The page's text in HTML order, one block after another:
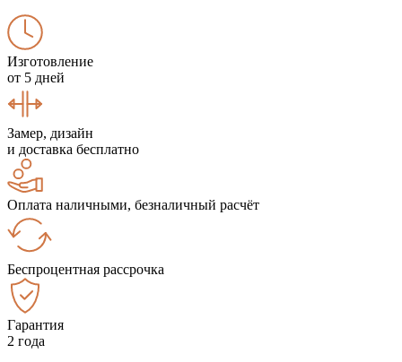
Изготовление
от 5 дней
Замер, дизайн
и доставка бесплатно
Оплата наличными, безналичный расчёт
Беспроцентная рассрочка
Гарантия
2 года